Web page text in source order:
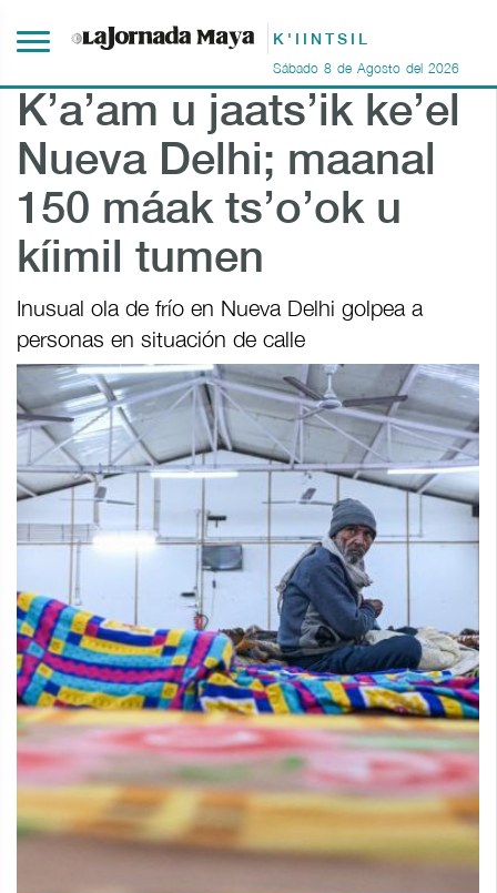
K'IINTSIL
Sábado 8 de Agosto del 2026
K’a’am u jaats’ik ke’el
Nueva Delhi; maanal
150 máak ts’o’ok u
kíimil tumen
Inusual ola de frío en Nueva Delhi golpea a
personas en situación de calle